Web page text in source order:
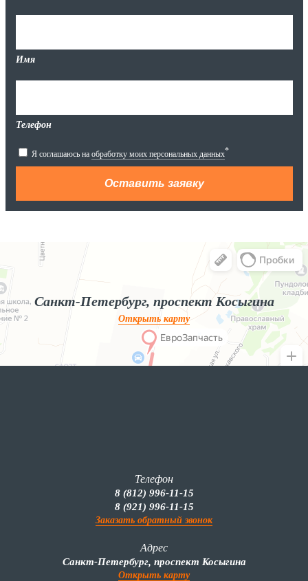
Имя
Телефон
Я соглашаюсь на обработку моих персональных данных*
Яндекс.Карты
Яндекс.Карты — поиск мест и адресов, городской транспорт
Санкт-Петербург, проспект Косыгина
Открыть карту
Телефон
8 (812) 996-11-15
8 (921) 996-11-15
Заказать обратный звонок
Адрес
Санкт-Петербург, проспект Косыгина
Открыть карту